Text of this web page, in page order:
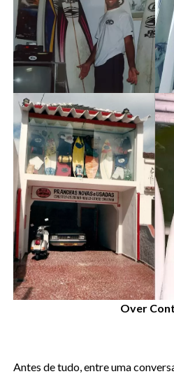
Over
Antes de tudo, entre uma